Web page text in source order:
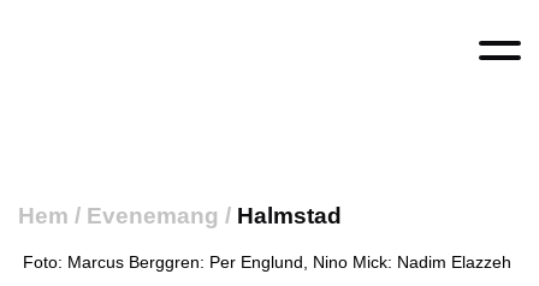
Hem / Evenemang / Halmstad
Foto: Marcus Berggren: Per Englund, Nino Mick: Nadim Elazzeh